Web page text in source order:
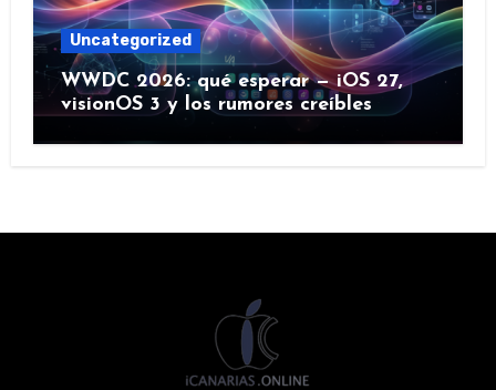
Uncategorized
WWDC 2026: qué esperar — iOS 27,
visionOS 3 y los rumores creíbles